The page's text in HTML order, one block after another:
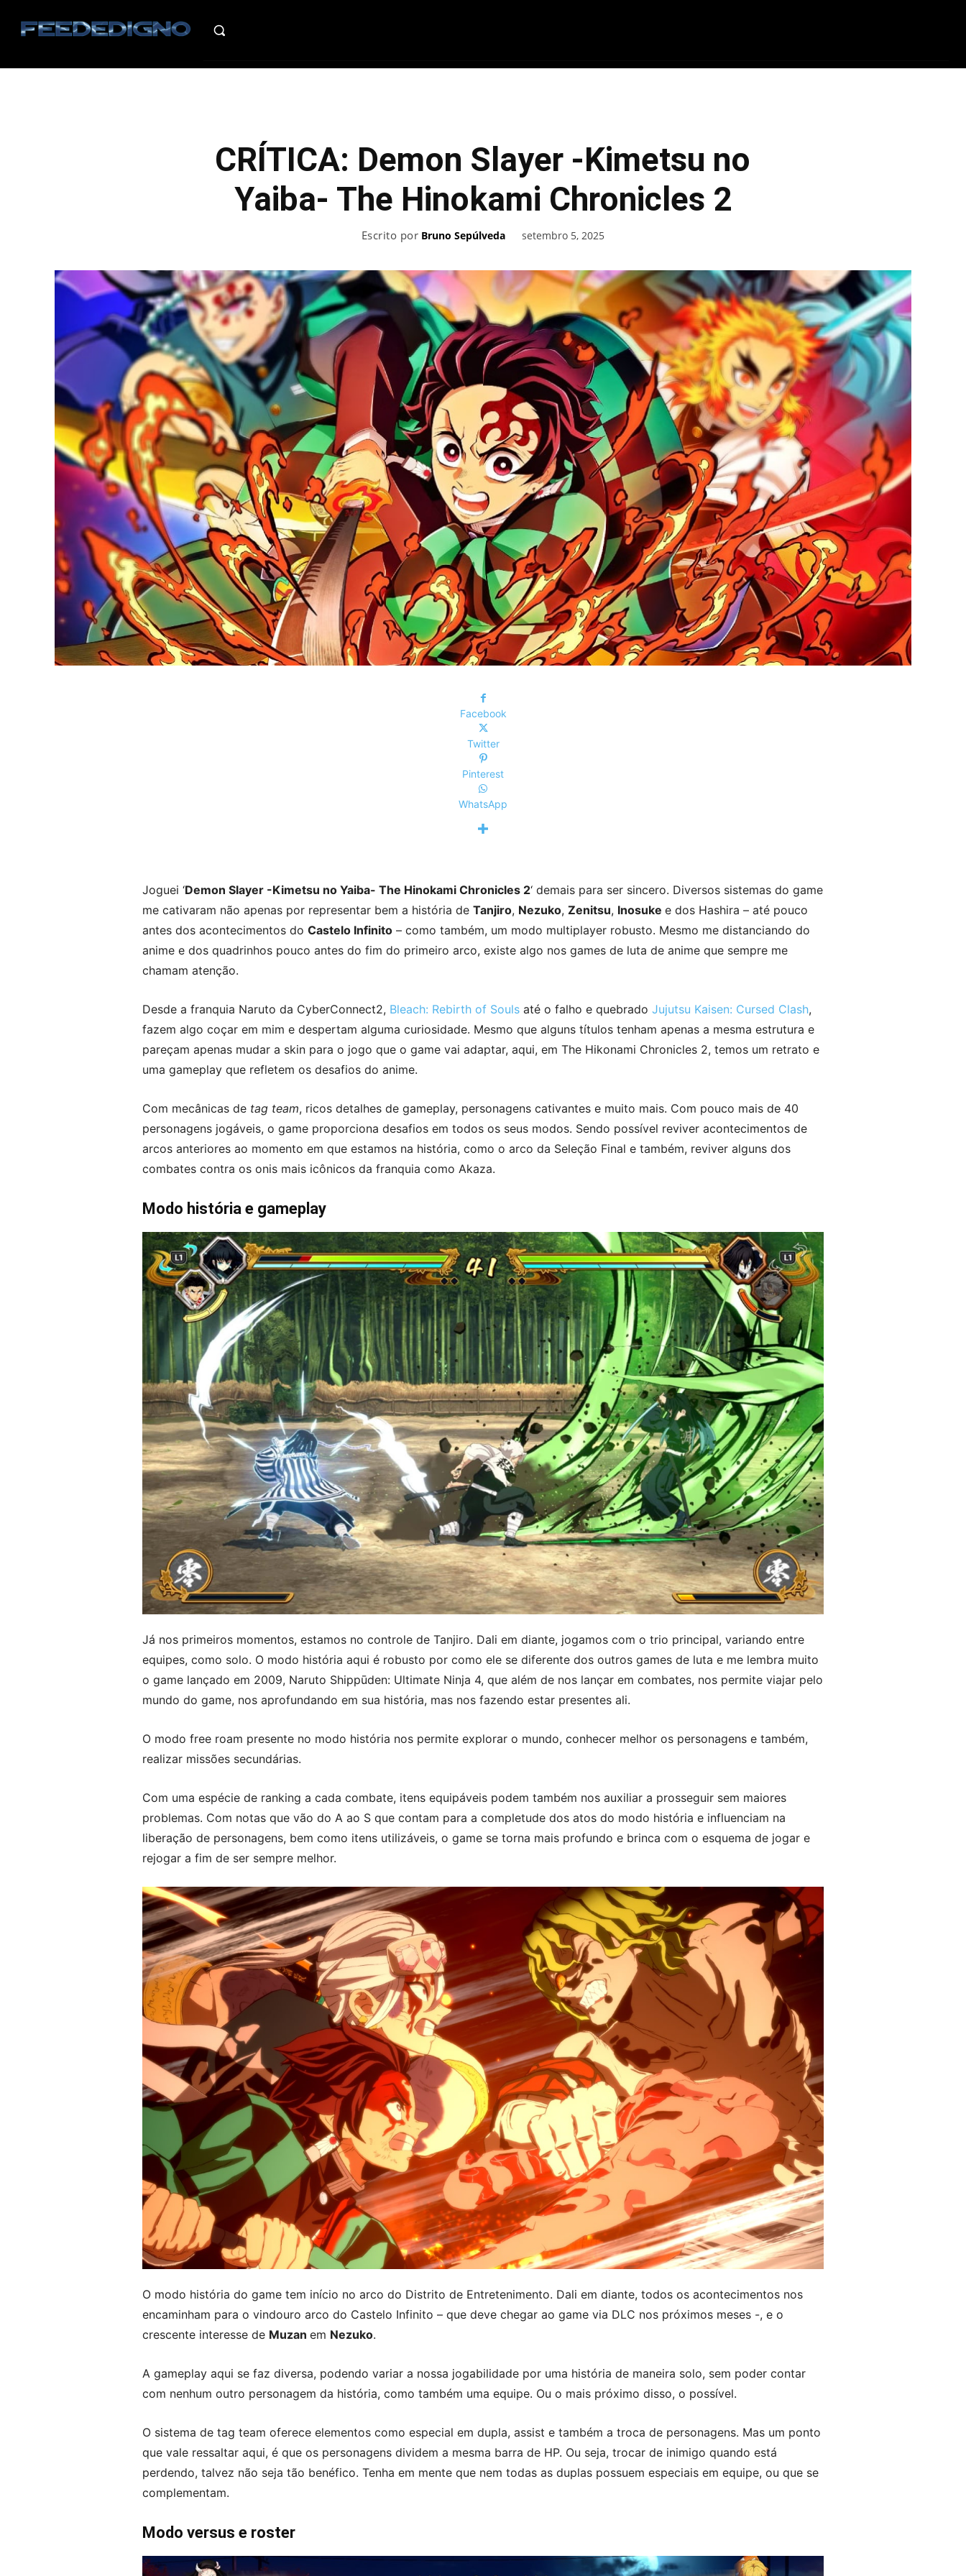
CRÍTICA: Demon Slayer -Kimetsu no
Yaiba- The Hinokami Chronicles 2
Escrito por Bruno Sepúlveda setembro 5, 2025
Facebook
Twitter
Pinterest
WhatsApp
Joguei ‘Demon Slayer -Kimetsu no Yaiba- The Hinokami Chronicles 2‘ demais para ser sincero. Diversos sistemas do game
me cativaram não apenas por representar bem a história de Tanjiro, Nezuko, Zenitsu, Inosuke e dos Hashira – até pouco
antes dos acontecimentos do Castelo Infinito – como também, um modo multiplayer robusto. Mesmo me distanciando do
anime e dos quadrinhos pouco antes do fim do primeiro arco, existe algo nos games de luta de anime que sempre me
chamam atenção.
Desde a franquia Naruto da CyberConnect2, Bleach: Rebirth of Souls até o falho e quebrado Jujutsu Kaisen: Cursed Clash,
fazem algo coçar em mim e despertam alguma curiosidade. Mesmo que alguns títulos tenham apenas a mesma estrutura e
pareçam apenas mudar a skin para o jogo que o game vai adaptar, aqui, em The Hikonami Chronicles 2, temos um retrato e
uma gameplay que refletem os desafios do anime.
Com mecânicas de tag team, ricos detalhes de gameplay, personagens cativantes e muito mais. Com pouco mais de 40
personagens jogáveis, o game proporciona desafios em todos os seus modos. Sendo possível reviver acontecimentos de
arcos anteriores ao momento em que estamos na história, como o arco da Seleção Final e também, reviver alguns dos
combates contra os onis mais icônicos da franquia como Akaza.
Modo história e gameplay
Já nos primeiros momentos, estamos no controle de Tanjiro. Dali em diante, jogamos com o trio principal, variando entre
equipes, como solo. O modo história aqui é robusto por como ele se diferente dos outros games de luta e me lembra muito
o game lançado em 2009, Naruto Shippūden: Ultimate Ninja 4, que além de nos lançar em combates, nos permite viajar pelo
mundo do game, nos aprofundando em sua história, mas nos fazendo estar presentes ali.
O modo free roam presente no modo história nos permite explorar o mundo, conhecer melhor os personagens e também,
realizar missões secundárias.
Com uma espécie de ranking a cada combate, itens equipáveis podem também nos auxiliar a prosseguir sem maiores
problemas. Com notas que vão do A ao S que contam para a completude dos atos do modo história e influenciam na
liberação de personagens, bem como itens utilizáveis, o game se torna mais profundo e brinca com o esquema de jogar e
rejogar a fim de ser sempre melhor.
O modo história do game tem início no arco do Distrito de Entretenimento. Dali em diante, todos os acontecimentos nos
encaminham para o vindouro arco do Castelo Infinito – que deve chegar ao game via DLC nos próximos meses -, e o
crescente interesse de Muzan em Nezuko.
A gameplay aqui se faz diversa, podendo variar a nossa jogabilidade por uma história de maneira solo, sem poder contar
com nenhum outro personagem da história, como também uma equipe. Ou o mais próximo disso, o possível.
O sistema de tag team oferece elementos como especial em dupla, assist e também a troca de personagens. Mas um ponto
que vale ressaltar aqui, é que os personagens dividem a mesma barra de HP. Ou seja, trocar de inimigo quando está
perdendo, talvez não seja tão benéfico. Tenha em mente que nem todas as duplas possuem especiais em equipe, ou que se
complementam.
Modo versus e roster